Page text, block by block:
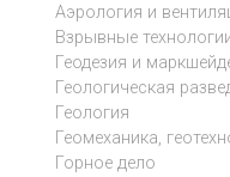
Аэрология и
Взрывные
Геодезия и
Геологическая
Геология
Геомеханика,
Горное дело